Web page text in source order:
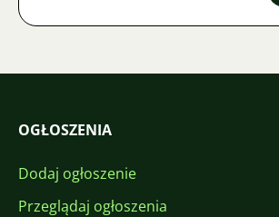
OGŁOSZENIA
Dodaj ogłoszenie
Przeglądaj ogłoszenia